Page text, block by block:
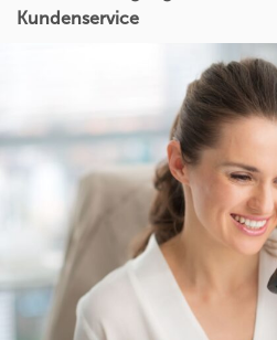
Kundenservice